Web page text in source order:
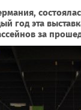
год эта
за